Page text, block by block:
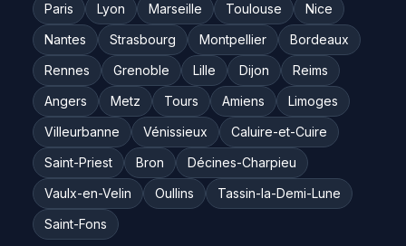
Paris Lyon Marseille Toulouse
Nice
Nantes
Strasbourg Montpellier
Bordeaux
Rennes
Grenoble Lille Dijon
Reims
Angers
Metz Tours Amiens
Limoges
Villeurbanne
Vénissieux
Caluire-et-Cuire
Saint-Priest
Bron
Décines-Charpieu
Vaulx-en-Velin
Oullins
Tassin-la-Demi-Lune
Saint-Fons